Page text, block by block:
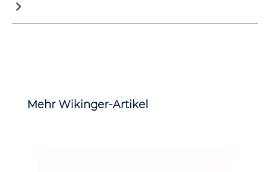
Produktgalerie überspringen
Mehr Wikinger-Artikel